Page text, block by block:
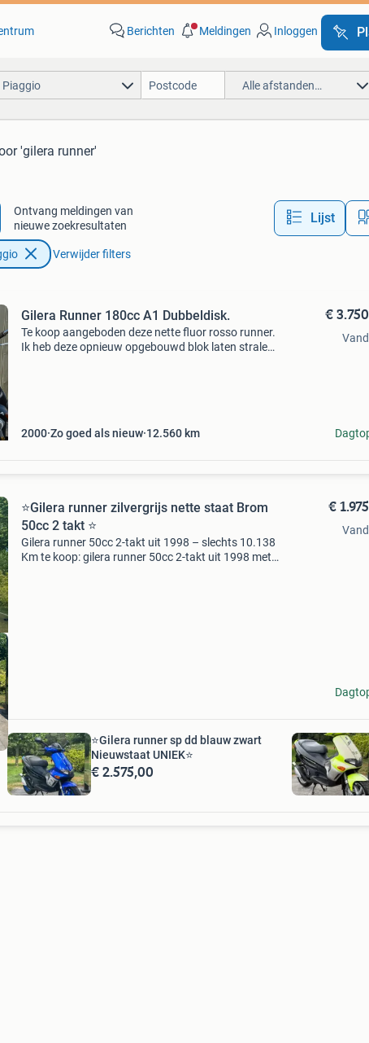
Berichten Meldingen Inloggen
Piaggio Alle afstanden…
'gilera runner'
Ontvang meldingen van
nieuwe zoekresultaten
Lijst
Verwijder filters
Gilera Runner 180cc A1 Dubbeldisk.
Te koop aangeboden deze nette fluor rosso runner.
Ik heb deze opnieuw opgebouwd blok laten stralen
2000 Zo goed als nieuw 12.560 km
€
⭐️Gilera runner zilvergrijs nette staat Brom
50cc 2 takt ⭐️
Gilera runner 50cc 2-takt uit 1998 – slechts 10.138
Km te koop: gilera runner 50cc 2-takt uit 1998 met
€
⭐️Gilera runner sp dd blauw zwart
Nieuwstaat UNIEK⭐️
€ 2.575,00